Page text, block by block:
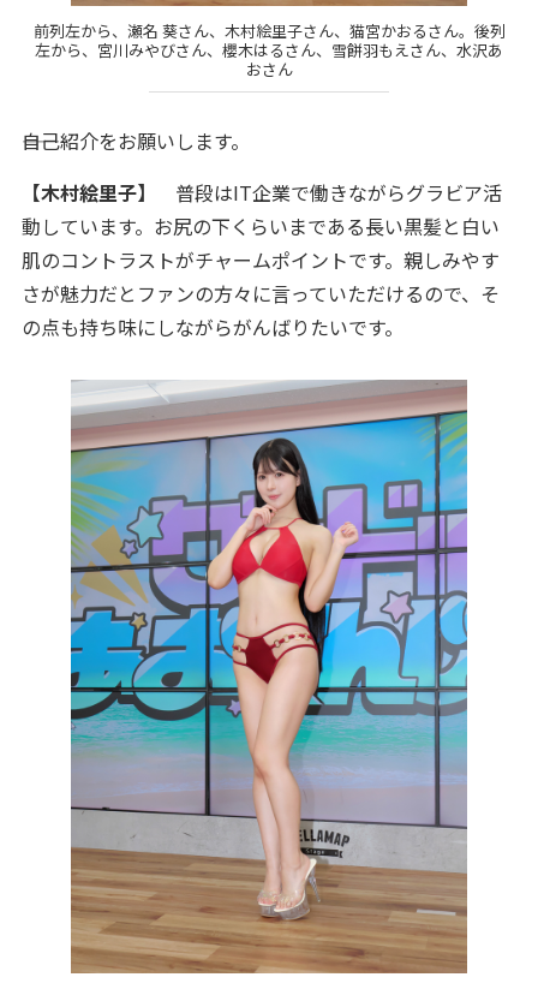
前列左から、瀬名 葵さん、木村絵里子さん、猫宮かおるさん。後列
左から、宮川みやびさん、櫻木はるさん、雪餅羽もえさん、水沢あ
おさん
――自己紹介をお願いします。
【木村絵里子】
普段はIT企業で働きながらグラビア活
動しています。お尻の下くらいまである長い黒髪と白い
肌のコントラストがチャームポイントです。親しみやす
さが魅力だとファンの方々に言っていただけるので、そ
の点も持ち味にしながらがんばりたいです。